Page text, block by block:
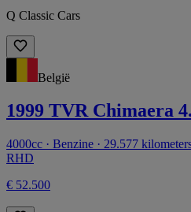
Q Classic Cars
België
1999 TVR Chimaera
4000cc · Benzine · 29.577
RHD
€ 52.500